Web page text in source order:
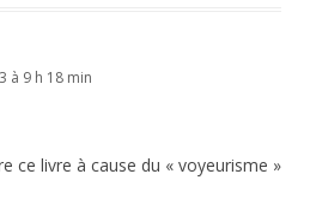
à 9 h 18 min
ce livre à cause du « voyeurisme »